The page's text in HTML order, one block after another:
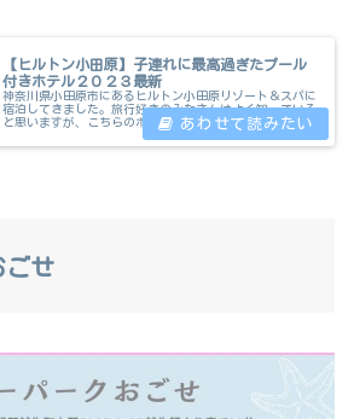
【ヒルトン小田原】子連れに最高過ぎたプール
付きホテル２０２３最新
神奈川県小田原市にあるヒルトン小田原リゾート＆スパに
宿泊してきました。旅行好きのみなさんはよく知っている
と思いますが、こちらのホテルの良いところは屋内外にと
り、近場でリゾートが味わえる魅力的...
ごせ